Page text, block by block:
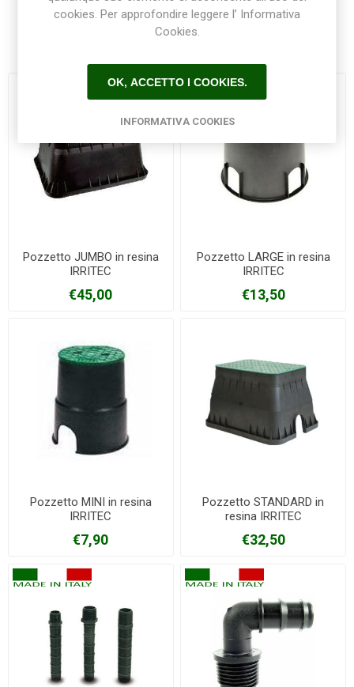
Prodotti correlati
Pozzetto JUMBO in resina
IRRITEC
€45,00
Pozzetto LARGE in resina
IRRITEC
€13,50
Pozzetto MINI in resina
IRRITEC
€7,90
Pozzetto STANDARD in
resina IRRITEC
€32,50
cookies. Per approfondire leggere l’ Informativa
Cookies.
OK, ACCETTO I COOKIES.
INFORMATIVA COOKIES